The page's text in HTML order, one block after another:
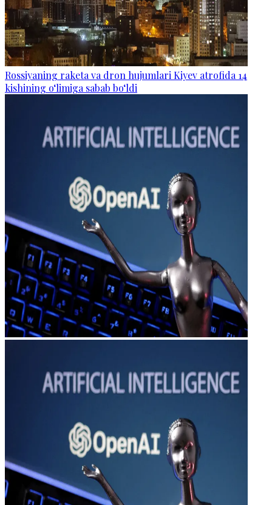
Rossiyaning raketa va dron hujumlari Kiyev atrofida 14
kishining o‘limiga sabab bo‘ldi